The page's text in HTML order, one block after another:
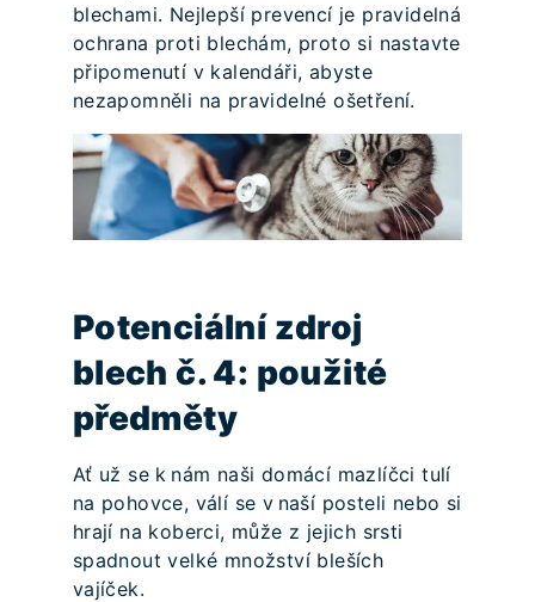
blechami. Nejlepší prevencí je pravidelná
ochrana proti blechám, proto si nastavte
připomenutí v kalendáři, abyste
nezapomněli na pravidelné ošetření.
Potenciální zdroj
blech č. 4: použité
předměty
Ať už se k nám naši domácí mazlíčci tulí
na pohovce, válí se v naší posteli nebo si
hrají na koberci, může z jejich srsti
spadnout velké množství bleších
vajíček.